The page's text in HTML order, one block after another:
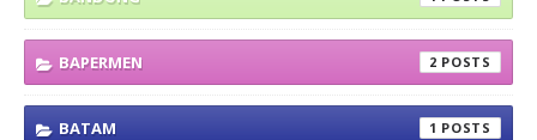
BAPERMEN 2
BATAM 1